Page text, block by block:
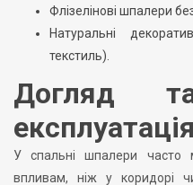
Флізелінові шпалери
Натуральні
текстиль).
Догляд
експлуатація
У спальні шпалери часто
впливам, ніж у коридорі